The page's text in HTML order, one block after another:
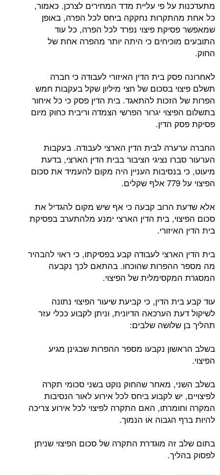
מתעדכנות על פי עליית מדד המחירים לצרכן. כאמור,
כל אחת מהתקרות נחקקה ביחס לכל הפרה, באופן
שמאפשר פסיקת פיצוי נפרד לכל הפרה, כל עוד
התובעים מוכיחים כי היתה יותר מהפרה אחת של
החוק.
לאחרונה פסק בית הדין האיזורי לעבודה כי חברה
תשלם פיצוי בסכום של חצי מיליון שקל בעקבות חמש
הפרות של הזכות להתאגד. בית הדין פסק כי כל איחור
בתשלום הפיצוי יגרור הפרשי הצמדה וריבית כחוק מיום
פסיקת פסק הדין.
החברה ערערה לבית הדין הארצי לעבודה. בעקבות
הערעור סברו נציגי הציבור בבית הדין הארצי, בדעת
מיעוט, כי בנסיבות העניין היה מקום להעמיד את סכום
הפיצוי על 779 אלף שקלים.
אלא שדעת הרוב קבעה כי אף שיש מקום להגדיל את
סכום הפיצוי, בית הדין הארצי ימנע מלהתערב בפסיקת
בית הדין האיזורי.
בית הדין הארצי לעבודה קבע בפסיקתו, כי ראוי להבהיר
מה מספר ההפרות שהוכחו. בהתאם לכך נקבעה
המסגרת המקסימלית של הפיצוי.
עוד קבע בית הדין, כי קביעת שיעור הפיצוי נתונה
לשיקול דעת הערכאה הדיונית, וניתן לקבוע ככלי עזר
תהליך בן שלושה שלבים:
בשלב הראשון נקבעו מספר ההפרות שבגינן מגיע
הפיצוי.
בשלב השני, מאחר שהחוק נוקט בשני סכומי תקרה
לפיצויים, יש לקבוע ביחס לכל אירוע לאור הנסיבות
המקרה וחומרתו, האם התקרה לפיצוי לכל אירוע צריכה
להיות ברף הגבוה או הנמוך.
בתום שלב זה מוגדרת התקרה של סכום הפיצוי שניתן
לפסוק בהליך.